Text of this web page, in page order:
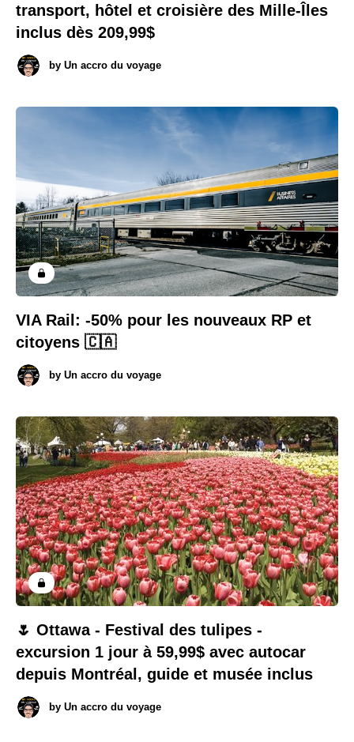
transport, hôtel et croisière des Mille-Îles
inclus dès 209,99$
by Un accro du voyage
VIA Rail: -50% pour les nouveaux RP et
citoyens 🇨🇦
by Un accro du voyage
🌷 Ottawa - Festival des tulipes -
excursion 1 jour à 59,99$ avec autocar
depuis Montréal, guide et musée inclus
by Un accro du voyage